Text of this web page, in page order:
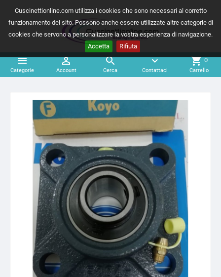
Cuscinettionline.com utilizza i cookies che sono necessari al corretto
funzionamento del sito. Possono anche essere utilizzate altre categorie di
cookies che servono a personalizzare la vostra esperienza di navigazione.
Accetta
Rifiuta

Categorie

Account

Cerca
expand_more
Contattaci
shopping_cart 0
Carrello